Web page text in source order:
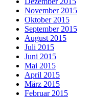
November 2015
Oktober 2015
September 2015
August 2015
Juli 2015
Juni 2015
Mai 2015
April 2015
März 2015
Februar 2015